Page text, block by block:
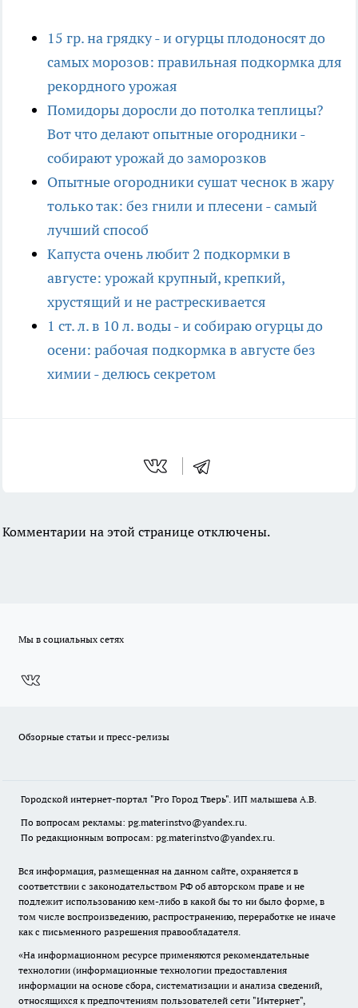
15 гр. на грядку - и огурцы плодоносят до
самых морозов: правильная подкормка для
рекордного урожая
Помидоры доросли до потолка теплицы?
Вот что делают опытные огородники -
собирают урожай до заморозков
Опытные огородники сушат чеснок в жару
только так: без гнили и плесени - самый
лучший способ
Капуста очень любит 2 подкормки в
августе: урожай крупный, крепкий,
хрустящий и не растрескивается
1 ст. л. в 10 л. воды - и собираю огурцы до
осени: рабочая подкормка в августе без
химии - делюсь секретом
Комментарии на этой странице отключены.
Мы в социальных сетях
Обзорные статьи и пресс-релизы
Городской интернет-портал "Pro Город Тверь". ИП малышева А.В.
По вопросам рекламы: pg.materinstvo@yandex.ru.
По редакционным вопросам: pg.materinstvo@yandex.ru.
Вся информация, размещенная на данном сайте, охраняется в
соответствии с законодательством РФ об авторском праве и не
подлежит использованию кем-либо в какой бы то ни было форме, в
том числе воспроизведению, распространению, переработке не иначе
как с письменного разрешения правообладателя.
«На информационном ресурсе применяются рекомендательные
технологии (информационные технологии предоставления
информации на основе сбора, систематизации и анализа сведений,
относящихся к предпочтениям пользователей сети "Интернет",